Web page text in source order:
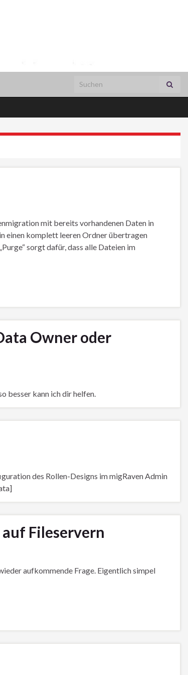
Search for:
mit bereits vorhandenen Daten in
einen komplett leeren Ordner übertragen
sorgt dafür, dass alle Dateien im
Owner oder
besser kann ich dir helfen.
des Rollen-Designs im migRaven Admin
Fileservern
aufkommende Frage. Eigentlich simpel